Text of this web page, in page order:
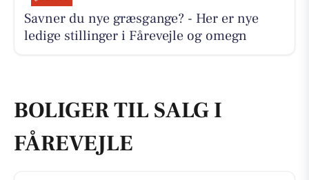
Savner du nye græsgange? - Her er nye
ledige stillinger i Fårevejle og omegn
BOLIGER TIL SALG I
FÅREVEJLE